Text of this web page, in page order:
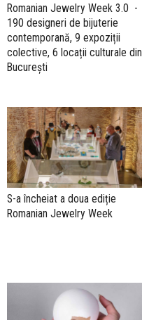
Romanian Jewelry Week 3.0 -
190 designeri de bijuterie
contemporană, 9 expoziții
colective, 6 locații culturale din
București
S-a încheiat a doua ediție
Romanian Jewelry Week